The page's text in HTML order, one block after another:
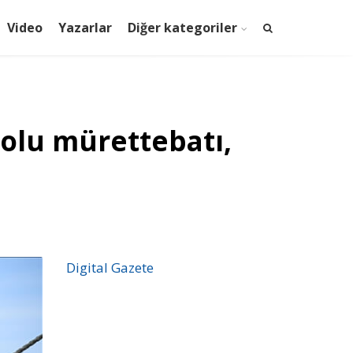
Video Yazarlar Diğer kategoriler
mürettebatı,
Digital Gazete